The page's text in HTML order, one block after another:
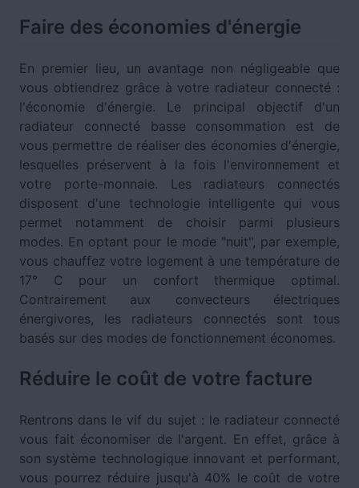
Faire des économies d'énergie
En premier lieu, un avantage non négligeable que
vous obtiendrez grâce à votre radiateur connecté :
l'économie d'énergie. Le principal objectif d'un
radiateur connecté basse consommation est de
vous permettre de réaliser des économies d'énergie,
lesquelles préservent à la fois l'environnement et
votre porte-monnaie. Les radiateurs connectés
disposent d'une technologie intelligente qui vous
permet notamment de choisir parmi plusieurs
modes. En optant pour le mode "nuit", par exemple,
vous chauffez votre logement à une température de
17° C pour un confort thermique optimal.
Contrairement aux convecteurs électriques
énergivores, les radiateurs connectés sont tous
basés sur des modes de fonctionnement économes.
Réduire le coût de votre facture
Rentrons dans le vif du sujet : le radiateur connecté
vous fait économiser de l'argent. En effet, grâce à
son système technologique innovant et performant,
vous pourrez réduire jusqu'à 40% le coût de votre